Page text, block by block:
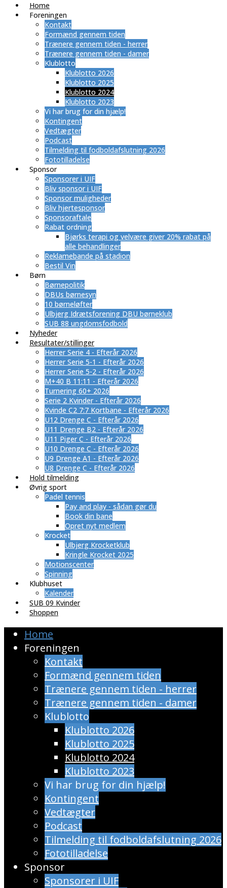
Home
Foreningen
Kontakt
Formænd gennem tiden
Trænere gennem tiden - herrer
Trænere gennem tiden - damer
Klublotto
Klublotto 2026
Klublotto 2025
Klublotto 2024
Klublotto 2023
Vi har brug for din hjælp!
Kontingent
Vedtægter
Podcast
Tilmelding til fodboldafslutning 2026
Fototilladelse
Sponsor
Sponsorer i UIF
Bliv sponsor i UIF
Sponsor muligheder
Bliv hjertesponsor
Sponsoraftale
Rabat ordning
​Bjørks terapi og velvære giver 20% rabat på
alle behandlinger
Reklamebande på stadion
Bestil Vin
Børn
Børnepolitik
DBUs børnesyn
10 børneløfter
Ulbjerg Idrætsforening DBU børneklub
SUB 88 ungdomsfodbold
Nyheder
Resultater/stillinger
Herrer Serie 4 - Efterår 2026
Herrer Serie 5-1 - Efterår 2026
Herrer Serie 5-2 - Efterår 2026
M+40 B 11:11 - Efterår 2026
Turnering 60+ 2026
Serie 2 Kvinder - Efterår 2026
Kvinde C2 7:7 Kortbane - Efterår 2026
U12 Drenge C - Efterår 2026
U11 Drenge B2 - Efterår 2026
U11 Piger C - Efterår 2026
U10 Drenge C - Efterår 2026
U9 Drenge A1 - Efterår 2026
U8 Drenge C - Efterår 2026
Hold tilmelding
Øvrig sport
Padel tennis
Pay and play - sådan gør du
Book din bane
Opret nyt medlem
Krocket
Ulbjerg Krocketklub
Kringle Krocket 2025
Motionscenter
Spinning
Klubhuset
Kalender
SUB 09 Kvinder
Shoppen
Home
Foreningen
Kontakt
Formænd gennem tiden
Trænere gennem tiden - herrer
Trænere gennem tiden - damer
Klublotto
Klublotto 2026
Klublotto 2025
Klublotto 2024
Klublotto 2023
Vi har brug for din hjælp!
Kontingent
Vedtægter
Podcast
Tilmelding til fodboldafslutning 2026
Fototilladelse
Sponsor
Sponsorer i UIF